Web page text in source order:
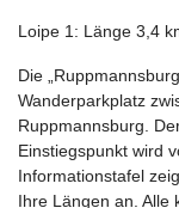
Loipe 1: Länge 3,4
Die
Wanderparkplatz
Ruppmannsburg.
Einstiegspunkt wird
Informationstafel
Ihre Längen an. Alle